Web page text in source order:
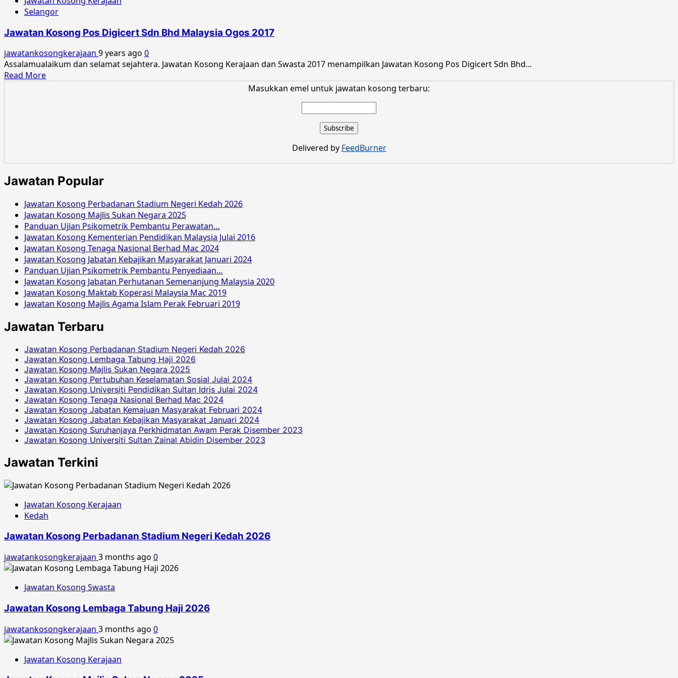
Selangor
Jawatan Kosong Pos Digicert Sdn Bhd Malaysia Ogos 2017
jawatankosongkerajaan 9 years ago 0
Assalamualaikum dan selamat sejahtera. Jawatan Kosong Kerajaan dan Swasta 2017 menampilkan Jawatan Kosong Pos Digicert Sdn Bhd...
Read MoreRead
Bhd
Malaysia
Ogos
Masukkan emel untuk jawatan kosong terbaru:
Delivered by FeedBurner
Jawatan Popular
Jawatan Kosong Perbadanan Stadium Negeri Kedah 2026
Jawatan Kosong Majlis Sukan Negara 2025
Panduan Ujian Psikometrik Pembantu Perawatan…
Jawatan Kosong Kementerian Pendidikan Malaysia Julai 2016
Jawatan Kosong Tenaga Nasional Berhad Mac 2024
Jawatan Kosong Jabatan Kebajikan Masyarakat Januari 2024
Panduan Ujian Psikometrik Pembantu Penyediaan…
Jawatan Kosong Jabatan Perhutanan Semenanjung Malaysia 2020
Jawatan Kosong Maktab Koperasi Malaysia Mac 2019
Jawatan Kosong Majlis Agama Islam Perak Februari 2019
Jawatan Terbaru
Jawatan Kosong Perbadanan Stadium Negeri Kedah 2026
Jawatan Kosong Lembaga Tabung Haji 2026
Jawatan Kosong Majlis Sukan Negara 2025
Jawatan Kosong Pertubuhan Keselamatan Sosial Julai 2024
Jawatan Kosong Universiti Pendidikan Sultan Idris Julai 2024
Jawatan Kosong Tenaga Nasional Berhad Mac 2024
Jawatan Kosong Jabatan Kemajuan Masyarakat Februari 2024
Jawatan Kosong Jabatan Kebajikan Masyarakat Januari 2024
Jawatan Kosong Suruhanjaya Perkhidmatan Awam Perak Disember 2023
Jawatan Kosong Universiti Sultan Zainal Abidin Disember 2023
Jawatan Terkini
Jawatan Kosong Kerajaan
Kedah
Jawatan Kosong Perbadanan Stadium Negeri Kedah 2026
jawatankosongkerajaan 3 months ago 0
Jawatan Kosong Swasta
Jawatan Kosong Lembaga Tabung Haji 2026
jawatankosongkerajaan 3 months ago 0
Jawatan Kosong Kerajaan